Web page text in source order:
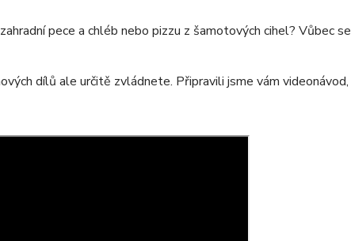
pece a chléb nebo pizzu z šamotových cihel? Vůbec
dílů ale určitě zvládnete. Připravili jsme vám